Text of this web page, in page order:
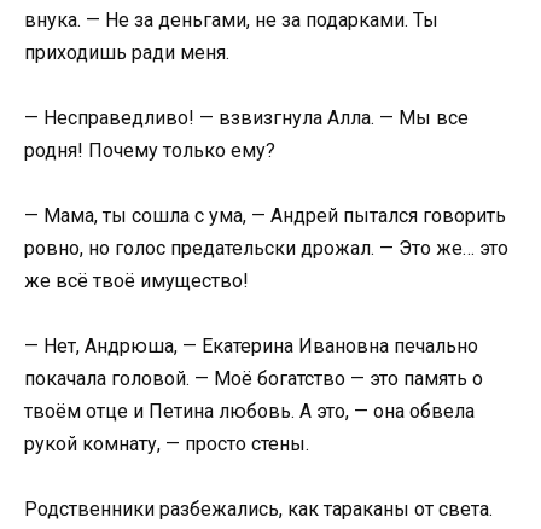
внука. — Не за деньгами, не за подарками. Ты
приходишь ради меня.
— Несправедливо! — взвизгнула Алла. — Мы все
родня! Почему только ему?
— Мама, ты сошла с ума, — Андрей пытался говорить
ровно, но голос предательски дрожал. — Это же… это
же всё твоё имущество!
— Нет, Андрюша, — Екатерина Ивановна печально
покачала головой. — Моё богатство — это память о
твоём отце и Петина любовь. А это, — она обвела
рукой комнату, — просто стены.
Родственники разбежались, как тараканы от света.